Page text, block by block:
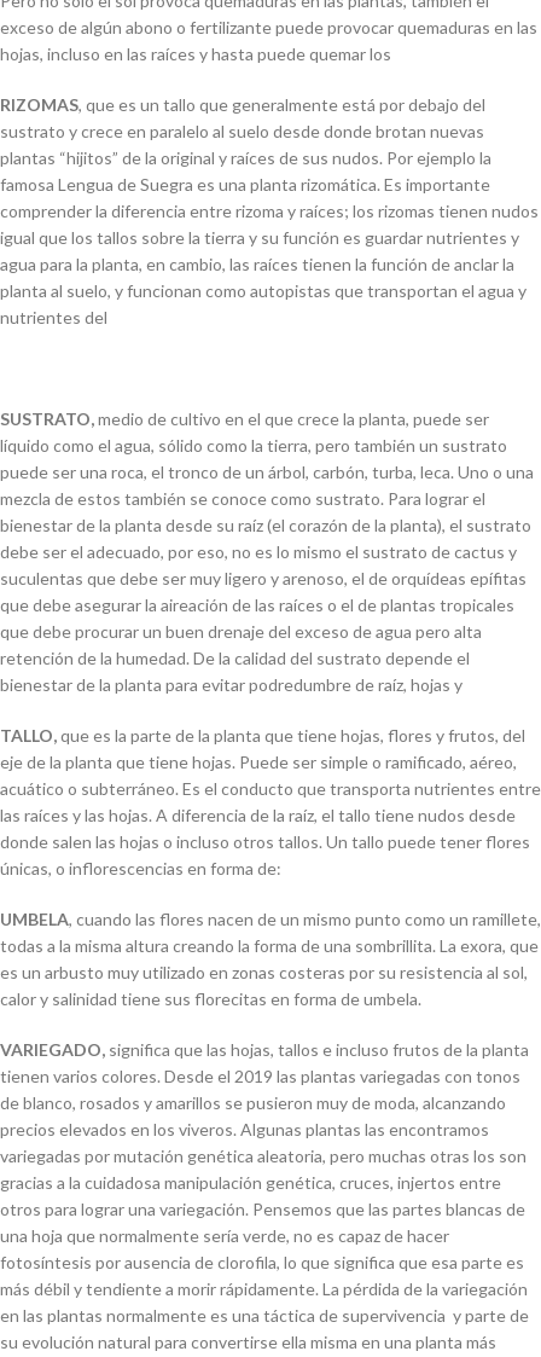
exceso de algún abono o fertilizante puede provocar quemaduras en las
hojas, incluso en las raíces y hasta puede quemar los
RIZOMAS, que es un tallo que generalmente está por debajo del
sustrato y crece en paralelo al suelo desde donde brotan nuevas
plantas “hijitos” de la original y raíces de sus nudos. Por ejemplo la
famosa Lengua de Suegra es una planta rizomática. Es importante
comprender la diferencia entre rizoma y raíces; los rizomas tienen nudos
igual que los tallos sobre la tierra y su función es guardar nutrientes y
agua para la planta, en cambio, las raíces tienen la función de anclar la
planta al suelo, y funcionan como autopistas que transportan el agua y
nutrientes del
SUSTRATO,medio de cultivo en el que crece la planta, puede ser
líquido como el agua, sólido como la tierra, pero también un sustrato
puede ser una roca, el tronco de un árbol, carbón, turba, leca. Uno o una
mezcla de estos también se conoce como sustrato. Para lograr el
bienestar de la planta desde su raíz (el corazón de la planta), el sustrato
debe ser el adecuado, por eso, no es lo mismo el sustrato de cactus y
suculentas que debe ser muy ligero y arenoso, el de orquídeas epífitas
que debe asegurar la aireación de las raíces o el de plantas tropicales
que debe procurar un buen drenaje del exceso de agua pero alta
retención de la humedad. De la calidad del sustrato depende el
bienestar de la planta para evitar podredumbre de raíz, hojas y
TALLO,que es la parte de la planta que tiene hojas, flores y frutos, del
eje de la planta que tiene hojas. Puede ser simple o ramificado, aéreo,
acuático o subterráneo. Es el conducto que transporta nutrientes entre
las raíces y las hojas. A diferencia de la raíz, el tallo tiene nudos desde
donde salen las hojas o incluso otros tallos. Un tallo puede tener flores
únicas, o inflorescencias en forma de:
UMBELA, cuando las flores nacen de un mismo punto como un ramillete,
todas a la misma altura creando la forma de una sombrillita. La exora, que
es un arbusto muy utilizado en zonas costeras por su resistencia al sol,
calor y salinidad tiene sus florecitas en forma de umbela.
VARIEGADO, significa que las hojas, tallos e incluso frutos de la planta
tienen varios colores. Desde el 2019 las plantas variegadas con tonos
de blanco, rosados y amarillos se pusieron muy de moda, alcanzando
precios elevados en los viveros. Algunas plantas las encontramos
variegadas por mutación genética aleatoria, pero muchas otras los son
gracias a la cuidadosa manipulación genética, cruces, injertos entre
otros para lograr una variegación. Pensemos que las partes blancas de
una hoja que normalmente sería verde, no es capaz de hacer
fotosíntesis por ausencia de clorofila, lo que significa que esa parte es
más débil y tendiente a morir rápidamente. La pérdida de la variegación
en las plantas normalmente es una táctica de supervivencia y parte de
su evolución natural para convertirse ella misma en una planta más